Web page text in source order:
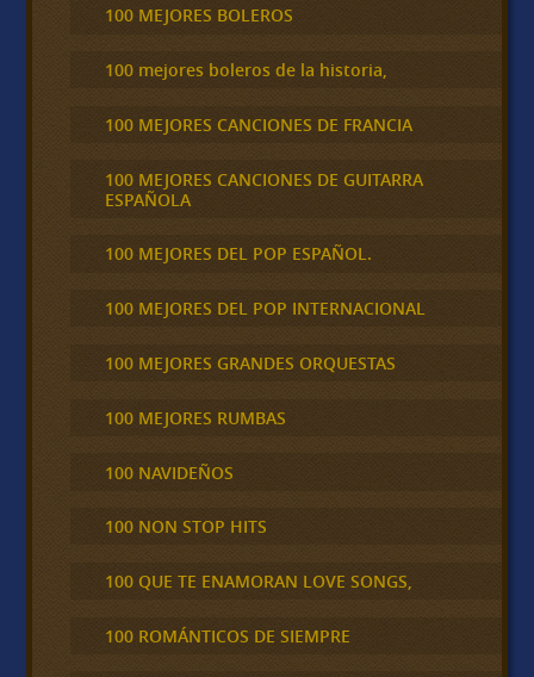
100 MEJORES BOLEROS
100 mejores boleros de la historia,
100 MEJORES CANCIONES DE FRANCIA
100 MEJORES CANCIONES DE GUITARRA
ESPAÑOLA
100 MEJORES DEL POP ESPAÑOL.
100 MEJORES DEL POP INTERNACIONAL
100 MEJORES GRANDES ORQUESTAS
100 MEJORES RUMBAS
100 NAVIDEÑOS
100 NON STOP HITS
100 QUE TE ENAMORAN LOVE SONGS,
100 ROMÁNTICOS DE SIEMPRE